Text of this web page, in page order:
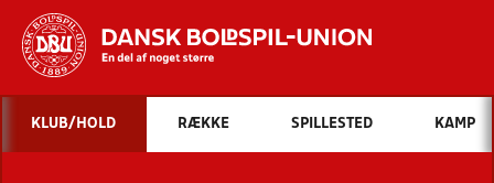
Hvad vil du søge efter?
INDHOLD OG NYHEDER
KLUB/HOLD RÆKKE SPILLESTED KAMP